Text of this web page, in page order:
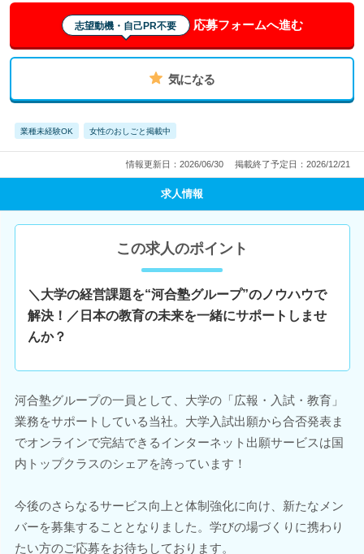
志望動機・自己PR不要 応募フォームへ進む
気になる
業種未経験OK 女性のおしごと掲載中
情報更新日：2026/06/30 掲載終了予定日：2026/12/21
求人情報
この求人のポイント
＼大学の経営課題を“河合塾グループ”のノウハウで
解決！／日本の教育の未来を一緒にサポートしませ
んか？
河合塾グループの一員として、大学の「広報・入試・教育」
業務をサポートしている当社。大学入試出願から合否発表ま
でオンラインで完結できるインターネット出願サービスは国
内トップクラスのシェアを誇っています！
今後のさらなるサービス向上と体制強化に向け、新たなメン
バーを募集することとなりました。学びの場づくりに携わり
たい方のご応募をお待ちしております。